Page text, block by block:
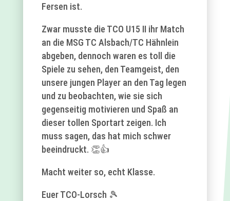
Fersen ist.
Zwar musste die TCO U15 II ihr Match
an die MSG TC Alsbach/TC Hähnlein
abgeben, dennoch waren es toll die
Spiele zu sehen, den Teamgeist, den
unsere jungen Player an den Tag legen
und zu beobachten, wie sie sich
gegenseitig motivieren und Spaß an
dieser tollen Sportart zeigen. Ich
muss sagen, das hat mich schwer
beeindruckt. 👏👍
Macht weiter so, echt Klasse.
Euer TCO-Lorsch 🎾